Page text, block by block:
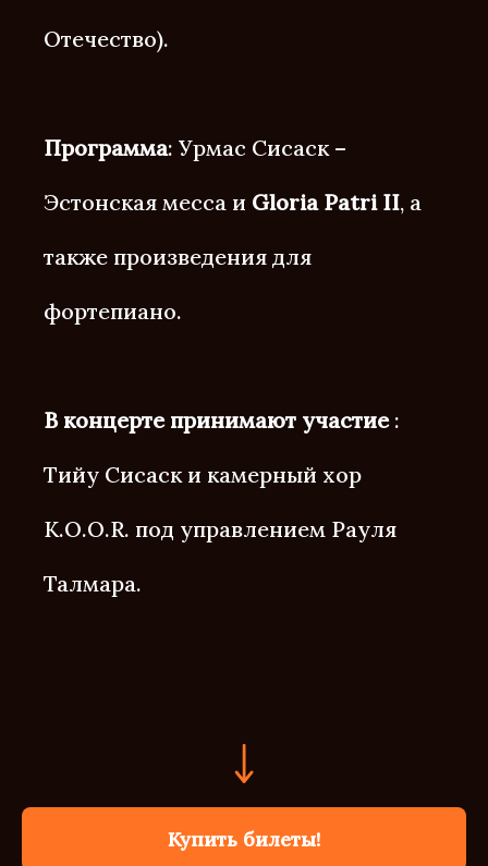
Отечество).
Программа: Урмас Сисаск –
Эстонская месса и Gloria Patri II, а
также произведения для
фортепиано.
В концерте принимают участие :
Тийу Сисаск и камерный хор
K.O.O.R. под управлением Рауля
Талмара.
Купить билеты!